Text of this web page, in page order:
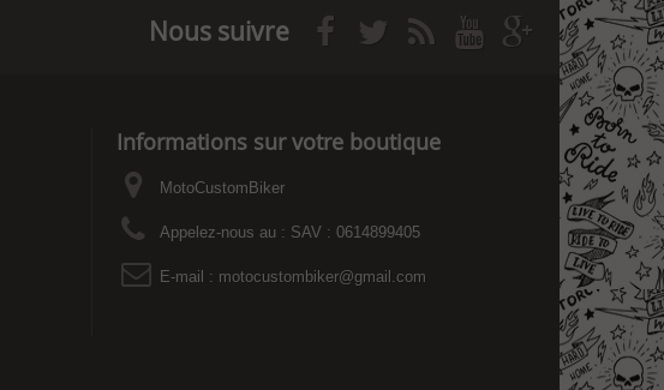
Nous suivre
Informations sur votre boutique
MotoCustomBiker
Appelez-nous au : SAV : 0614899405
E-mail : motocustombiker@gmail.com